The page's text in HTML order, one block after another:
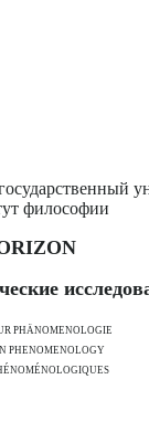
философии
PHÄNOMENOLOGIE
PHENOMENOLOGY